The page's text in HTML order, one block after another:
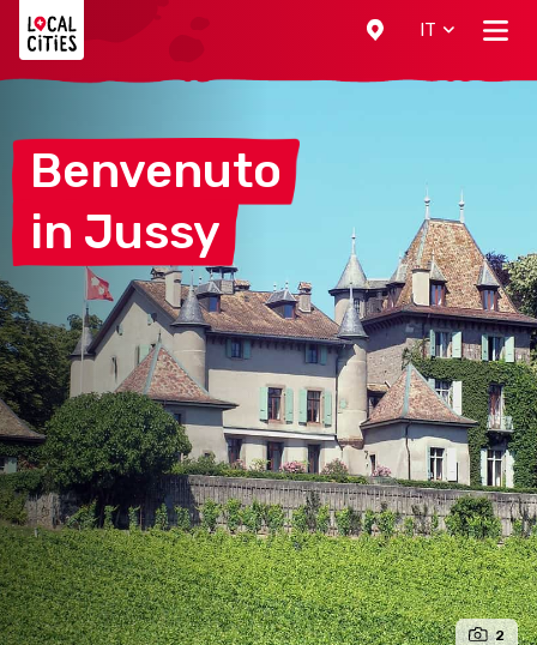
IT
Benvenuto
in Jussy
2